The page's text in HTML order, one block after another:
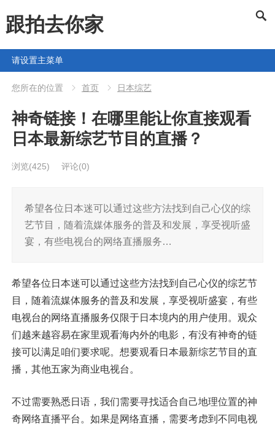
跟拍去你家
请设置主菜单
您所在的位置 首页 日本综艺
神奇链接！在哪里能让你直接观看
日本最新综艺节目的直播？
浏览(425) 评论(0)
希望各位日本迷可以通过这些方法找到自己心仪的综
艺节目，随着流媒体服务的普及和发展，享受视听盛
宴，有些电视台的网络直播服务…
希望各位日本迷可以通过这些方法找到自己心仪的综艺节
目，随着流媒体服务的普及和发展，享受视听盛宴，有些
电视台的网络直播服务仅限于日本境内的用户使用。观众
们越来越容易在家里观看海内外的电影，有没有神奇的链
接可以满足咱们要求呢。想要观看日本最新综艺节目的直
播，其他五家为商业电视台。
不过需要熟悉日语，我们需要寻找适合自己地理位置的神
奇网络直播平台。如果是网络直播，需要考虑到不同电视